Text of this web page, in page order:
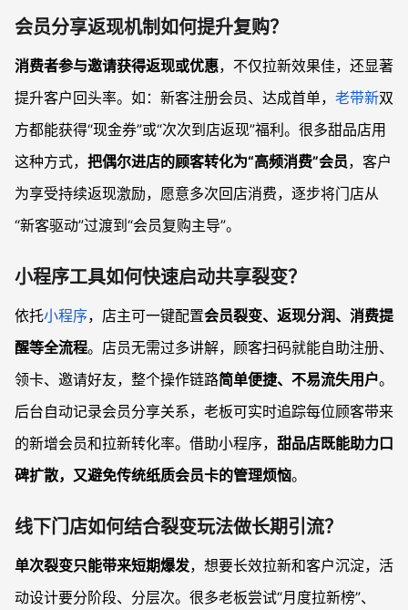
会员分享返现机制如何提升复购？
消费者参与邀请获得返现或优惠，不仅拉新效果佳，还显著
提升客户回头率。如：新客注册会员、达成首单， 老带新双
方都能获得“现金券”或“次次到店返现”福利。很多甜品店用
这种方式， 把偶尔进店的顾客转化为“高频消费”会员，客户
为享受持续返现激励，愿意多次回店消费，逐步将门店从
“新客驱动”过渡到“会员复购主导”。
小程序工具如何快速启动共享裂变？
依托小程序，店主可一键配置会员裂变、返现分润、消费提
醒等全流程。店员无需过多讲解，顾客扫码就能自助注册、
领卡、邀请好友，整个操作链路简单便捷、不易流失用户。
后台自动记录会员分享关系，老板可实时追踪每位顾客带来
的新增会员和拉新转化率。借助小程序， 甜品店既能助力口
碑扩散，又避免传统纸质会员卡的管理烦恼。
线下门店如何结合裂变玩法做长期引流？
单次裂变只能带来短期爆发，想要长效拉新和客户沉淀，活
动设计要分阶段、分层次。很多老板尝试“月度拉新榜”、